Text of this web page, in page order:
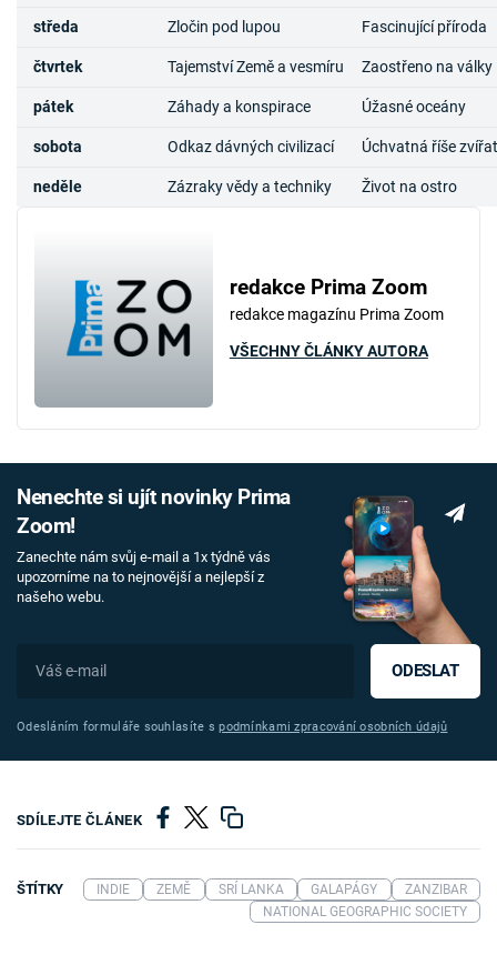
středa Zločin pod lupou Fascinující příroda
čtvrtek Tajemství Země a vesmíru Zaostřeno na války
pátek Záhady a konspirace Úžasné oceány
sobota Odkaz dávných civilizací Úchvatná říše zvířat
neděle Zázraky vědy a techniky Život na ostro
redakce Prima Zoom
redakce magazínu Prima Zoom
VŠECHNY ČLÁNKY AUTORA
Nenechte si ujít novinky Prima
Zoom!
Zanechte nám svůj e-mail a 1x týdně vás
upozorníme na to nejnovější a nejlepší z
našeho webu.
ODESLAT
Odesláním formuláře souhlasíte spodmínkami zpracování osobních údajů
SDÍLEJTE ČLÁNEK
ŠTÍTKY INDIE ZEMĚ SRÍ LANKA GALAPÁGY
ZANZIBAR
NATIONAL GEOGRAPHIC SOCIETY